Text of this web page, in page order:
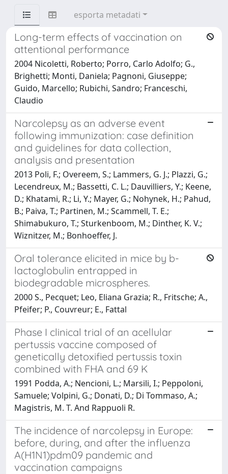
esporta metadati
Long-term effects of vaccination on
attentional performance
2004 Nicoletti, Roberto; Porro, Carlo Adolfo; G.,
Brighetti; Monti, Daniela; Pagnoni, Giuseppe;
Guido, Marcello; Rubichi, Sandro; Franceschi,
Claudio
Narcolepsy as an adverse event
following immunization: case definition
and guidelines for data collection,
analysis and presentation
2013 Poli, F.; Overeem, S.; Lammers, G. J.; Plazzi, G.;
Lecendreux, M.; Bassetti, C. L.; Dauvilliers, Y.; Keene,
D.; Khatami, R.; Li, Y.; Mayer, G.; Nohynek, H.; Pahud,
B.; Paiva, T.; Partinen, M.; Scammell, T. E.;
Shimabukuro, T.; Sturkenboom, M.; Dinther, K. V.;
Wiznitzer, M.; Bonhoeffer, J.
Oral tolerance elicited in mice by b-
lactoglobulin entrapped in
biodegradable microspheres.
2000 S., Pecquet; Leo, Eliana Grazia; R., Fritsche; A.,
Pfeifer; P., Couvreur; E., Fattal
Phase I clinical trial of an acellular
pertussis vaccine composed of
genetically detoxified pertussis toxin
combined with FHA and 69 K
1991 Podda, A.; Nencioni, L.; Marsili, I.; Peppoloni,
Samuele; Volpini, G.; Donati, D.; Di Tommaso, A.;
Magistris, M. T. And Rappuoli R.
The incidence of narcolepsy in Europe:
before, during, and after the influenza
A(H1N1)pdm09 pandemic and
vaccination campaigns